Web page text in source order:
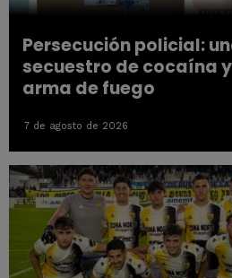
Persecución policial:
secuestro de cocaína
arma de fuego
7 de agosto de 2026